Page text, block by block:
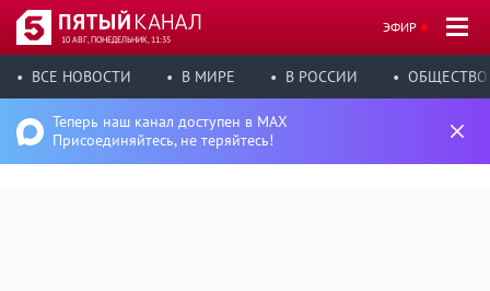
10 АВГ, ПОНЕДЕЛЬНИК, 11:35
ЭФИР
ВСЕ НОВОСТИ В МИРЕ В РОССИИ ОБЩЕСТВО
Теперь наш канал доступен в MAX
Присоединяйтесь, не теряйтесь!